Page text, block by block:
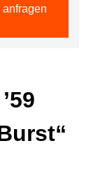
anfragen